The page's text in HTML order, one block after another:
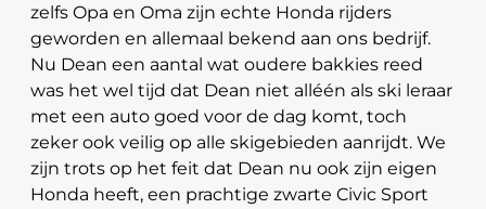
zelfs Opa en Oma zijn echte Honda rijders
geworden en allemaal bekend aan ons bedrijf.
Nu Dean een aantal wat oudere bakkies reed
was het wel tijd dat Dean niet alléén als ski leraar
met een auto goed voor de dag komt, toch
zeker ook veilig op alle skigebieden aanrijdt. We
zijn trots op het feit dat Dean nu ook zijn eigen
Honda heeft, een prachtige zwarte Civic Sport